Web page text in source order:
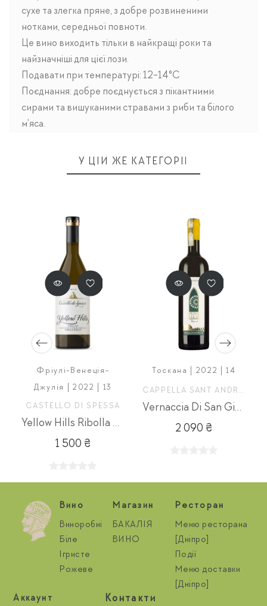
сухе та злегка пряне, з добре розвиненими
нотками, середньої повноти.
Це вино виходить тільки в найкращі роки та
найзначніші для цієї лози.
Подавати при температурі: 12-14°C
Поєднання: добре поєднується з пікантними
сирами та вишуканими стравами з риби та білого
м'яса.
У ЦІЙ ЖЕ КАТЕГОРІЇ
Фріулі-Венеція-
Джулія | 2022 | 13
CASTELLO DI SPESSA
Yellow Hills Ribolla Gialla
1 500 ₴
Тоскана | 2022 | 14
CAPPELLA SANT ANDREA
Vernaccia Di San Gimignano Riserva Prima Luce
2 090 ₴
Вино
Виноробні
Біле
Ігристе
Рожеве
Магазин
БАКАЛІЯ
ВИНО
Ресторан
Меню ресторана
[Дніпро]
Події
Меню доставки
[Дніпро]
Aккаунт
Контакти